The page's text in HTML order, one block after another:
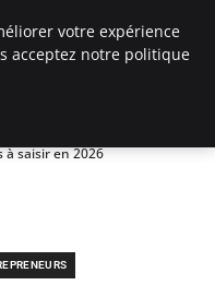
saisir en 2026
votre expérience
acceptez notre politique